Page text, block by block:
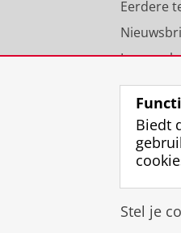
Eerdere
Vacatures
Biedt
Stel je